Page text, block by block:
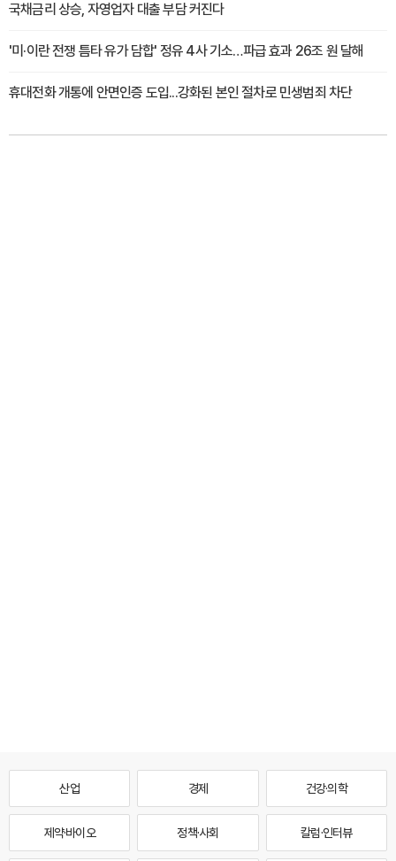
국채금리 상승, 자영업자 대출 부담 커진다
'미·이란 전쟁 틈타 유가 담합' 정유 4사 기소…파급 효과 26조 원 달해
휴대전화 개통에 안면인증 도입...강화된 본인 절차로 민생범죄 차단
산업 경제 건강·의학
제약·바이오 정책·사회 칼럼·인터뷰